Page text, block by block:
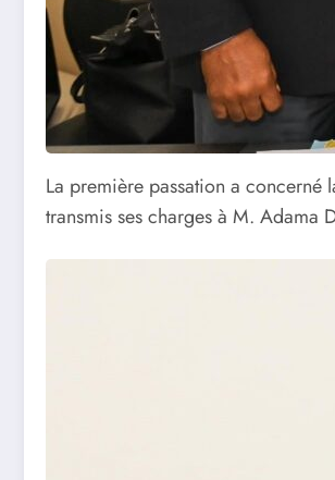
La première passation a
transmis ses charges à M. Adama